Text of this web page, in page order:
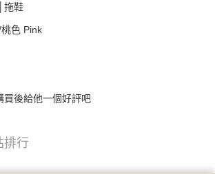
拖鞋
色 Pink
買後給他一個好評吧
排行